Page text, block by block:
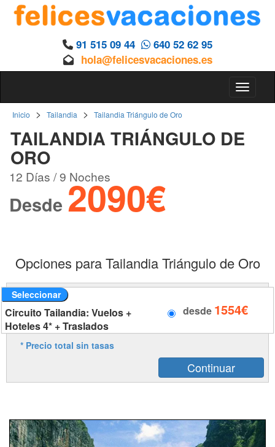
91 515 09 44
640 52 62 95
hola@felicesvacaciones.es
Inicio > Tailandia > Tailandia Triángulo de Oro
TAILANDIA TRIÁNGULO DE
ORO
12 Días / 9 Noches
Desde 2090€
Opciones para Tailandia Triángulo de Oro
Seleccionar
Circuito Tailandia: Vuelos +
Hoteles 4* + Traslados
desde 1554€
* Precio total sin tasas